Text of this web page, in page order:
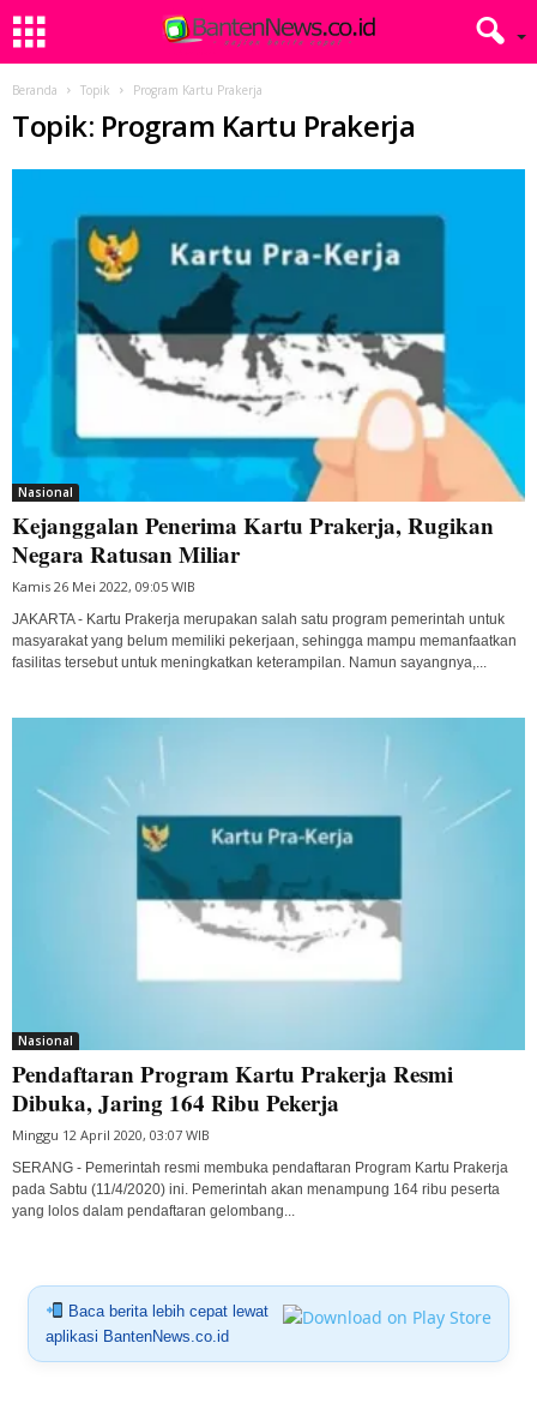
Beranda Topik Program Kartu Prakerja
Topik: Program Kartu Prakerja
Nasional
Kejanggalan Penerima Kartu Prakerja, Rugikan
Negara Ratusan Miliar
Kamis 26 Mei 2022, 09:05 WIB
JAKARTA - Kartu Prakerja merupakan salah satu program pemerintah untuk
masyarakat yang belum memiliki pekerjaan, sehingga mampu memanfaatkan
fasilitas tersebut untuk meningkatkan keterampilan. Namun sayangnya,...
Nasional
Pendaftaran Program Kartu Prakerja Resmi
Dibuka, Jaring 164 Ribu Pekerja
Minggu 12 April 2020, 03:07 WIB
SERANG - Pemerintah resmi membuka pendaftaran Program Kartu Prakerja
pada Sabtu (11/4/2020) ini. Pemerintah akan menampung 164 ribu peserta
yang lolos dalam pendaftaran gelombang...
Baca berita lebih cepat lewat
aplikasi BantenNews.co.id